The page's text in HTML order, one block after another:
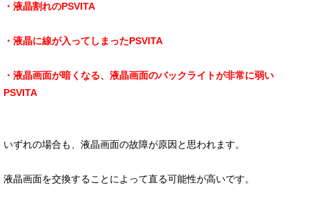
・液晶割れのPSVITA
・液晶に線が入ってしまったPSVITA
・液晶画面が暗くなる、液晶画面のバックライトが非常に弱い
PSVITA
いずれの場合も、液晶画面の故障が原因と思われます。
液晶画面を交換することによって直る可能性が高いです。